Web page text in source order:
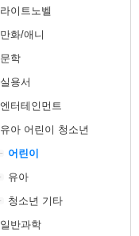
라이트노벨
만화/애니
문학
실용서
엔터테인먼트
유아 어린이 청소년
어린이
유아
청소년 기타
일반과학